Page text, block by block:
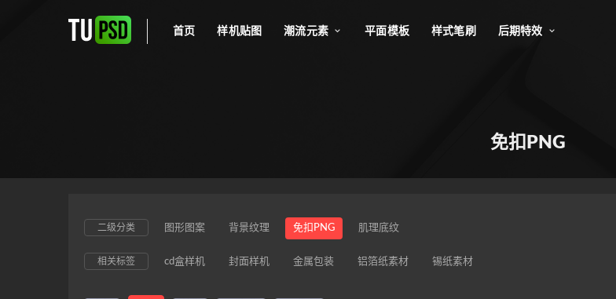
首页 样机贴图 潮流元素 平面模板 样式笔刷 后期特效
免扣PNG
二级分类 图形图案 背景纹理 免扣PNG 肌理底纹
相关标签 cd盒样机 封面样机 金属包装 铝箔纸素材 锡纸素材